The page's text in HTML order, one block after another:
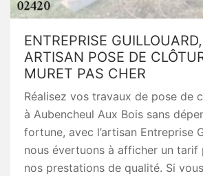
ENTREPRISE
ARTISAN POSE DE
MURET PAS CHER
Réalisez vos travaux de pose de
à Aubencheul Aux Bois sans
fortune, avec l’artisan Entreprise
nous évertuons à afficher un tarif
nos prestations de qualité. Si